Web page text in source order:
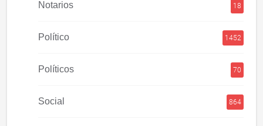
Notarios 18
Político 1452
Políticos 70
Social 864